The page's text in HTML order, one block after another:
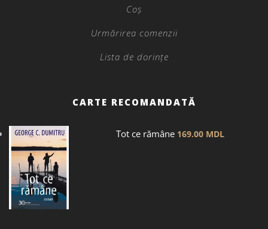
Coș
Urmărirea comenzii
Lista de dorințe
CARTE RECOMANDATĂ
Tot ce rămâne 169.00 MDL